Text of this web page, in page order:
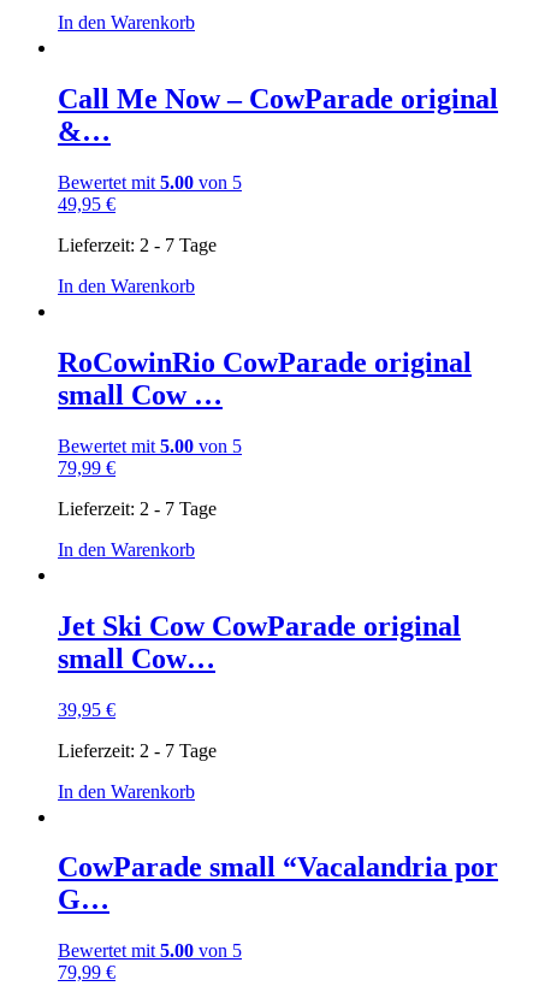
In den Warenkorb
Call Me Now – CowParade original
&…
Bewertet mit 5.00 von 5
49,95 €
Lieferzeit: 2 - 7 Tage
In den Warenkorb
RoCowinRio CowParade original
small Cow …
Bewertet mit 5.00 von 5
79,99 €
Lieferzeit: 2 - 7 Tage
In den Warenkorb
Jet Ski Cow CowParade original
small Cow…
39,95 €
Lieferzeit: 2 - 7 Tage
In den Warenkorb
CowParade small “Vacalandria por
G…
Bewertet mit 5.00 von 5
79,99 €